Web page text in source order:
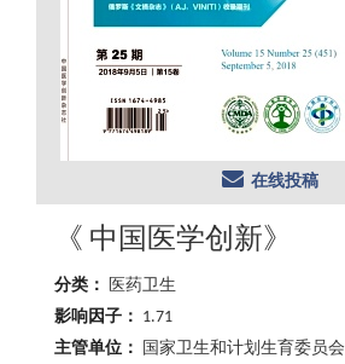
在线投稿
《 中国医学创新》
分类： 医药卫生
影响因子： 1.71
主管单位：
国家卫生和计划生育委员会